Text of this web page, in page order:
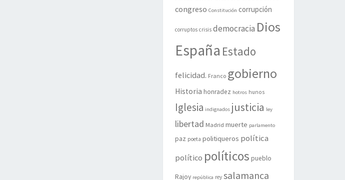
congreso Constitución corrupción
corruptos crisis democracia Dios
España Estado
felicidad. Franco gobierno
Historia honradez hotros hunos
Iglesia indignados justicia ley
libertad Madrid muerte parlamento
paz poeta politiqueros política
político políticos pueblo
Rajoy república rey salamanca